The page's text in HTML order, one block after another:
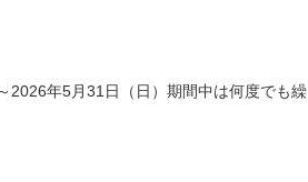
2026年5月31日（日）期間中は何度でも繰